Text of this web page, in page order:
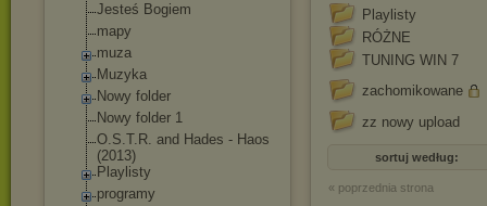
Jesteś Bogiem
mapy
muza
Muzyka
Nowy folder
Nowy folder 1
O.S.T.R. and Hades - Haos
(2013)
Playlisty
programy
Playlisty
RÓŻNE
TUNING WIN 7
zachomikowane
zz nowy upload
sortuj według:
« poprzednia strona